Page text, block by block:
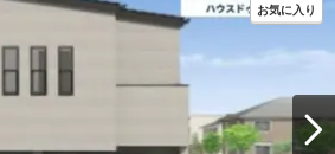
お気に入り